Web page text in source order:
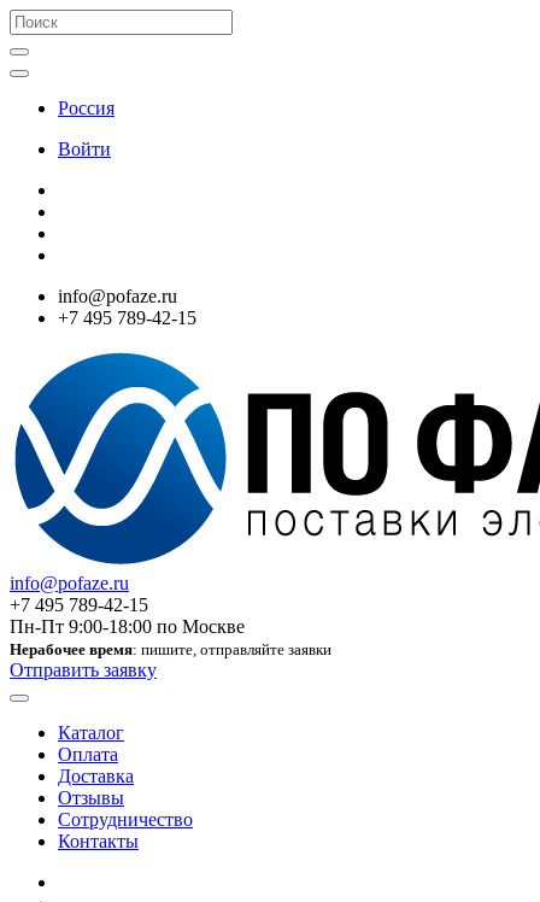
Россия
Войти
info@pofaze.ru
+7 495 789-42-15
info@pofaze.ru
+7 495 789-42-15
Пн-Пт 9:00-18:00 по Москве
Нерабочее время: пишите, отправляйте заявки
Отправить заявку
Каталог
Оплата
Доставка
Отзывы
Сотрудничество
Контакты